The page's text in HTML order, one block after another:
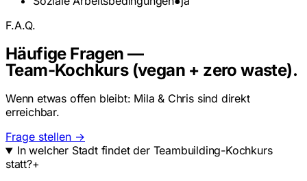
F.A.Q.
Häufige Fragen —
Team-Kochkurs (vegan + zero waste).
Wenn etwas offen bleibt: Mila & Chris sind direkt
erreichbar.
Frage stellen →
In welcher Stadt findet der Teambuilding-Kochkurs
statt?+